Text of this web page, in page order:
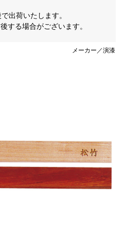
メーカー／演漆
出荷いたします。
する場合がございます。